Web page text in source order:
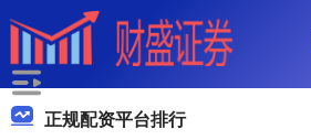
正规配资平台排行